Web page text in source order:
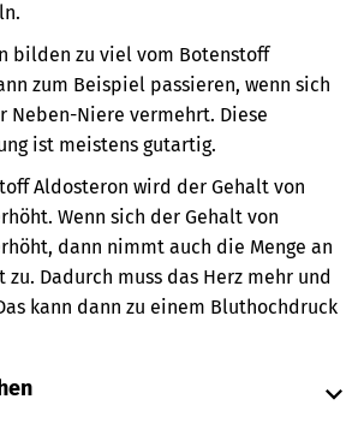
bilden zu viel vom Botenstoff
zum Beispiel passieren, wenn sich
Neben-Niere vermehrt. Diese
ist meistens gutartig.
Aldosteron wird der Gehalt von
Wenn sich der Gehalt von
dann nimmt auch die Menge an
Dadurch muss das Herz mehr und
kann dann zu einem Bluthochdruck